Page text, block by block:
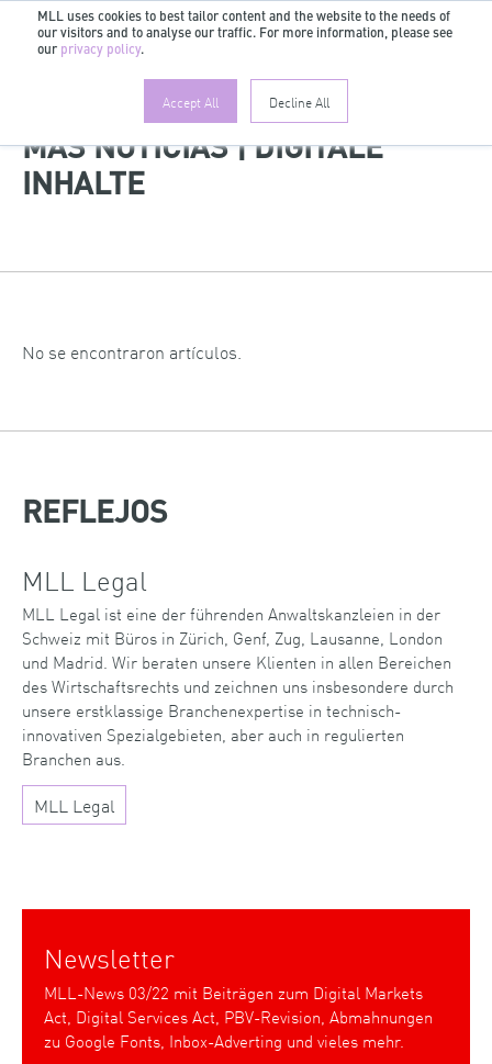
MLL uses cookies to best tailor content and the website to the needs of
our visitors and to analyse our traffic. For more information, please see
our privacy policy.
Accept All Decline All
ES
MÁS NOTICIAS | DIGITALE
INHALTE
No se encontraron artículos.
REFLEJOS
MLL Legal
MLL Legal ist eine der führenden Anwaltskanzleien in der
Schweiz mit Büros in Zürich, Genf, Zug, Lausanne, London
und Madrid. Wir beraten unsere Klienten in allen Bereichen
des Wirtschaftsrechts und zeichnen uns insbesondere durch
unsere erstklassige Branchenexpertise in technisch-
innovativen Spezialgebieten, aber auch in regulierten
Branchen aus.
MLL Legal
Newsletter
MLL-News 03/22 mit Beiträgen zum Digital Markets
Act, Digital Services Act, PBV-Revision, Abmahnungen
zu Google Fonts, Inbox-Adverting und vieles mehr.